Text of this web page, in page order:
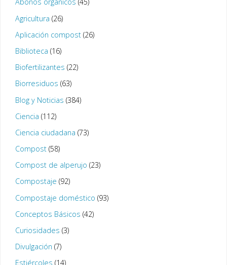
Abonos orgánicos (45)
Agricultura (26)
Aplicación compost(26)
Biblioteca (16)
Biofertilizantes (22)
Biorresiduos (63)
Blog y Noticias (384)
Ciencia (112)
Ciencia ciudadana (73)
Compost(58)
Compost de alperujo (23)
Compostaje (92)
Compostaje doméstico (93)
Conceptos Básicos (42)
Curiosidades (3)
Divulgación (7)
Estiércoles (14)